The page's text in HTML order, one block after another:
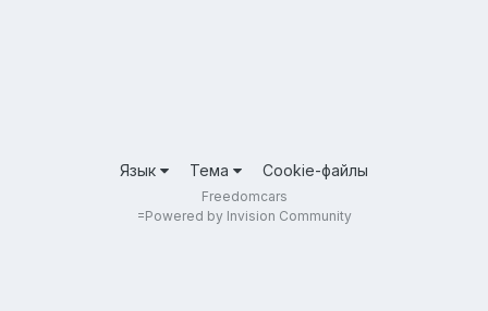
Язык Тема Cookie-файлы
Freedomcars
=Powered by Invision Community